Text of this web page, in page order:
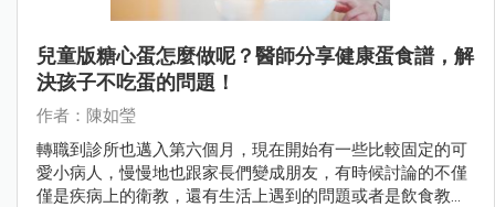
兒童版糖心蛋怎麼做呢？醫師分享健康蛋食譜，解
決孩子不吃蛋的問題！
作者：陳如瑩
轉職到診所也邁入第六個月，現在開始有一些比較固定的可
愛小病人，慢慢地也跟家長們變成朋友，有時候討論的不僅
僅是疾病上的衛教，還有生活上遇到的問題或者是飲食教